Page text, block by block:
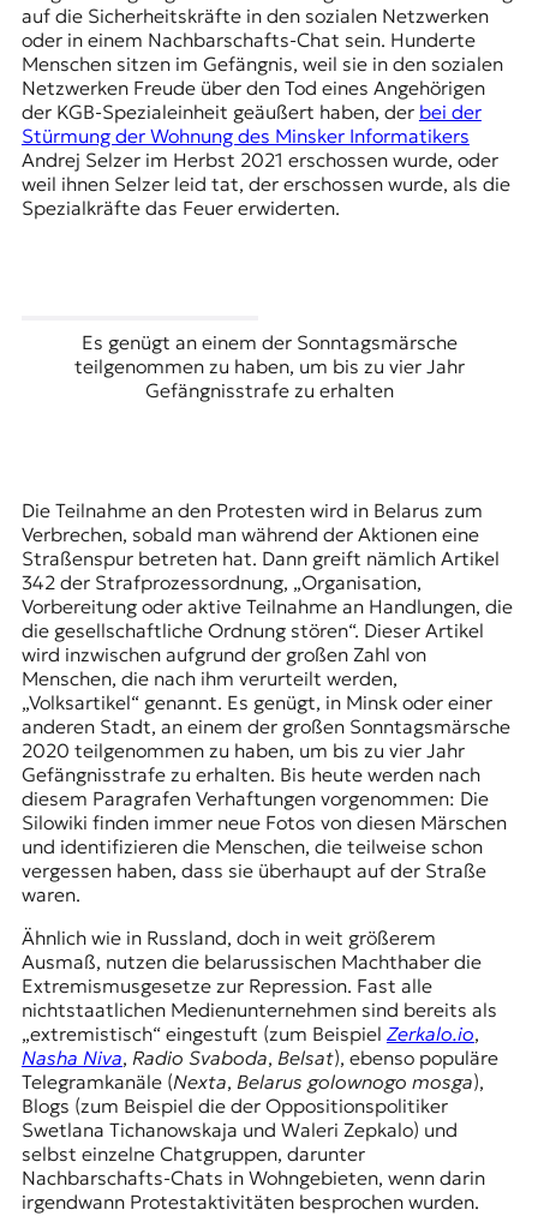
auf die Sicherheitskräfte in den sozialen Netzwerken
oder in einem Nachbarschafts-Chat sein. Hunderte
Menschen sitzen im Gefängnis, weil sie in den sozialen
Netzwerken Freude über den Tod eines Angehörigen
der KGB-Spezialeinheit geäußert haben, der bei der
Stürmung der Wohnung des Minsker Informatikers
Andrej Selzer im Herbst 2021 erschossen wurde, oder
weil ihnen Selzer leid tat, der erschossen wurde, als die
Spezialkräfte das Feuer erwiderten.
Es genügt an einem der Sonntagsmärsche
teilgenommen zu haben, um bis zu vier Jahr
Gefängnisstrafe zu erhalten
Die Teilnahme an den Protesten wird in Belarus zum
Verbrechen, sobald man während der Aktionen eine
Straßenspur betreten hat. Dann greift nämlich Artikel
342 der Strafprozessordnung, „Organisation,
Vorbereitung oder aktive Teilnahme an Handlungen, die
die gesellschaftliche Ordnung stören“. Dieser Artikel
wird inzwischen aufgrund der großen Zahl von
Menschen, die nach ihm verurteilt werden,
„Volksartikel“ genannt. Es genügt, in Minsk oder einer
anderen Stadt, an einem der großen Sonntagsmärsche
2020 teilgenommen zu haben, um bis zu vier Jahr
Gefängnisstrafe zu erhalten. Bis heute werden nach
diesem Paragrafen Verhaftungen vorgenommen: Die
Silowiki finden immer neue Fotos von diesen Märschen
und identifizieren die Menschen, die teilweise schon
vergessen haben, dass sie überhaupt auf der Straße
waren.
Ähnlich wie in Russland, doch in weit größerem
Ausmaß, nutzen die belarussischen Machthaber die
Extremismusgesetze zur Repression. Fast alle
nichtstaatlichen Medienunternehmen sind bereits als
„extremistisch“ eingestuft (zum Beispiel Zerkalo.io,
Nasha Niva, Radio Svaboda, Belsat), ebenso populäre
Telegramkanäle (Nexta, Belarus golownogo mosga),
Blogs (zum Beispiel die der Oppositionspolitiker
Swetlana Tichanowskaja und Waleri Zepkalo) und
selbst einzelne Chatgruppen, darunter
Nachbarschafts-Chats in Wohngebieten, wenn darin
irgendwann Protestaktivitäten besprochen wurden.